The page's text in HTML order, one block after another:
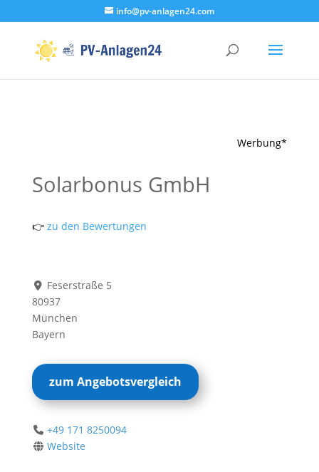
info@pv-anlagen24.com
Werbung*
Solarbonus GmbH
👉zu den Bewertungen
Feserstraße 5
80937
München
Bayern
zum Angebotsvergleich
+49 171 8250094
Website